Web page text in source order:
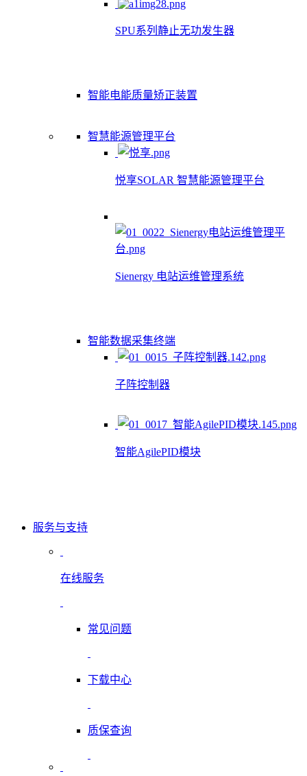
SPU系列静止无功发生器
智能电能质量矫正装置
智慧能源管理平台
悦享SOLAR 智慧能源管理平台
Sienergy 电站运维管理系统
智能数据采集终端
子阵控制器
智能AgilePID模块
服务与支持
在线服务
常见问题
下载中心
质保查询